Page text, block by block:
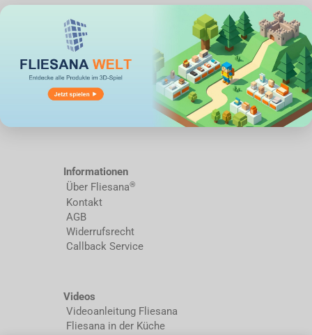
Informationen
Über Fliesana®
Kontakt
AGB
Widerrufsrecht
Callback Service
Videos
Videoanleitung Fliesana
Fliesana in der Küche